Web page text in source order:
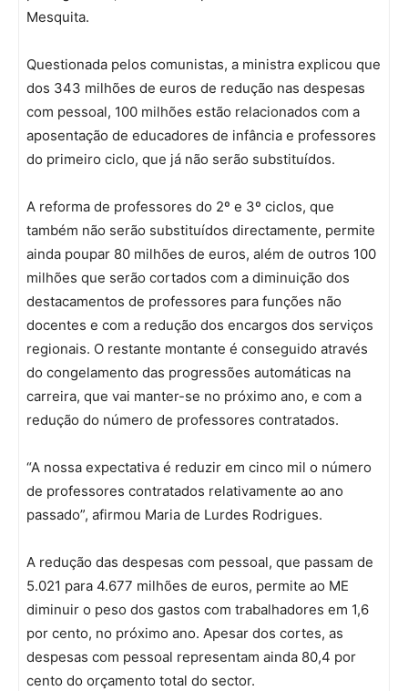
Mesquita.
Questionada pelos comunistas, a ministra explicou que
dos 343 milhões de euros de redução nas despesas
com pessoal, 100 milhões estão relacionados com a
aposentação de educadores de infância e professores
do primeiro ciclo, que já não serão substituídos.
A reforma de professores do 2º e 3º ciclos, que
também não serão substituídos directamente, permite
ainda poupar 80 milhões de euros, além de outros 100
milhões que serão cortados com a diminuição dos
destacamentos de professores para funções não
docentes e com a redução dos encargos dos serviços
regionais. O restante montante é conseguido através
do congelamento das progressões automáticas na
carreira, que vai manter-se no próximo ano, e com a
redução do número de professores contratados.
“A nossa expectativa é reduzir em cinco mil o número
de professores contratados relativamente ao ano
passado”, afirmou Maria de Lurdes Rodrigues.
A redução das despesas com pessoal, que passam de
5.021 para 4.677 milhões de euros, permite ao ME
diminuir o peso dos gastos com trabalhadores em 1,6
por cento, no próximo ano. Apesar dos cortes, as
despesas com pessoal representam ainda 80,4 por
cento do orçamento total do sector.